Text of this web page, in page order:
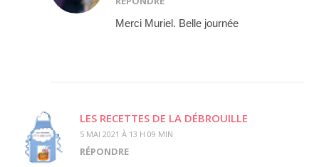
Merci Muriel. Belle journée
LES RECETTES DE LA DÉBROUILLE
5 MAI 2021 À 13 H 09 MIN
RÉPONDRE